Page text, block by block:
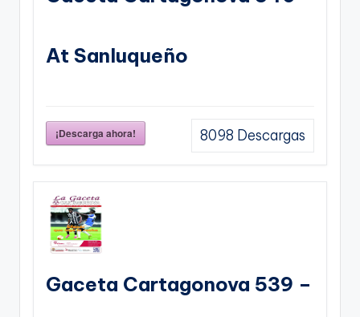
At Sanluqueño
¡Descarga ahora! 8098 Descargas
Gaceta Cartagonova 539 –